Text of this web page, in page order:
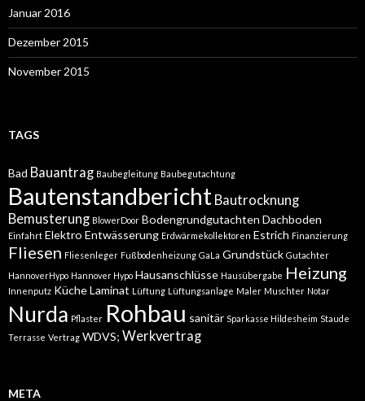
Januar 2016
Dezember 2015
November 2015
TAGS
Bad Bauantrag Baubegleitung Baubegutachtung
Bautenstandbericht Bautrocknung
Bemusterung BlowerDoor Bodengrundgutachten Dachboden
Einfahrt Elektro Entwässerung Erdwärmekollektoren Estrich Finanzierung
Fliesen Fliesenleger Fußbodenheizung GaLa Grundstück Gutachter
HannoverHypo Hannover Hypo Hausanschlüsse Hausübergabe Heizung
Innenputz KücheLaminat Lüftung Lüftungsanlage Maler Muschter Notar
Nurda Pflaster Rohbau sanitär Sparkasse Hildesheim Staude
Terrasse Vertrag WDVS; Werkvertrag
META